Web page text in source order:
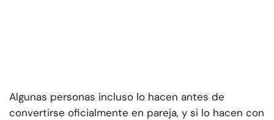
Algunas personas incluso lo hacen antes de
convertirse oficialmente en pareja, y si lo hacen con